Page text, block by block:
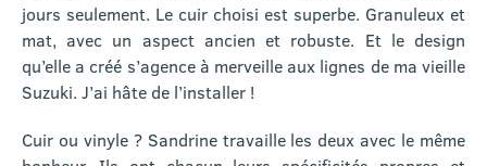
jours seulement. Le cuir choisi est superbe. Granuleux et
mat, avec un aspect ancien et robuste. Et le design
qu’elle a créé s’agence à merveille aux lignes de ma vieille
Suzuki. J’ai hâte de l’installer !
Cuir ou vinyle ? Sandrine travaille les deux avec le même